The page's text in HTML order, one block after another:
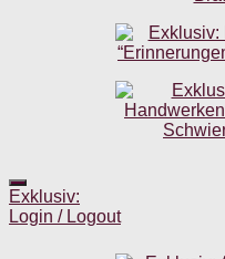
Exklusiv:
Login / Logout